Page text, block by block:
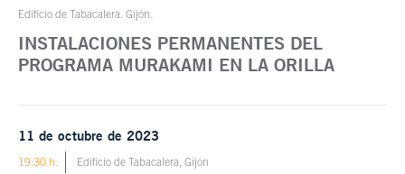
Edificio de Tabacalera. Gijón.
INSTALACIONES PERMANENTES DEL
PROGRAMA MURAKAMI EN LA ORILLA
11 de octubre de 2023
19:30 h. Edificio de Tabacalera, Gijón